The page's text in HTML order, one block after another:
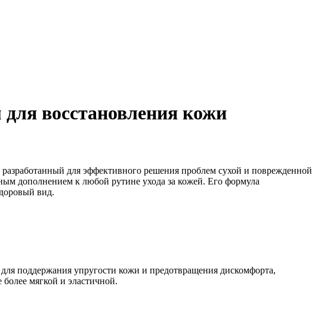
восстановления кожи
для эффективного решения проблем сухой и поврежденной
дополнением к любой рутине ухода за кожей. Его формула
вид.
поддержания упругости кожи и предотвращения дискомфорта,
мягкой и эластичной.